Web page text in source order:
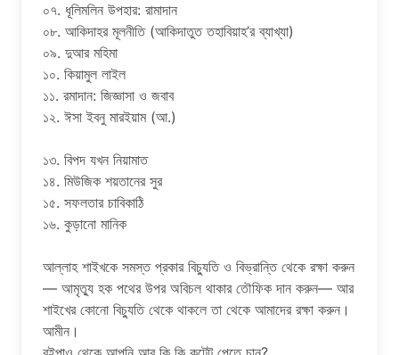
০৭. ধূলিমলিন উপহার: রামাদান
০৮. আকিদাহর মূলনীতি (আকিদাতুত তহাবিয়াহ’র ব্যাখ্যা)
০৯. দুআর মহিমা
১০. কিয়ামুল লাইল
১১. রমাদান: জিজ্ঞাসা ও জবাব
১২. ঈসা ইবনু মারইয়াম (আ.)
১৩. বিপদ যখন নিয়ামাত
১৪. মিউজিক শয়তানের সুর
১৫. সফলতার চাবিকাঠি
১৬. কুড়ানো মানিক
আল্লাহ শাইখকে সমস্ত প্রকার বিচ্যুতি ও বিভ্রান্তি থেকে রক্ষা করুন
— আমৃত্যু হক পথের উপর অবিচল থাকার তৌফিক দান করুন— আর
শাইখের কোনো বিচ্যুতি থেকে থাকলে তা থেকে আমাদের রক্ষা করুন।
আমীন।